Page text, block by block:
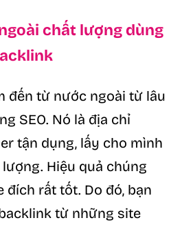
chất lượng dùng
đến từ nước ngoài từ lâu
SEO. Nó là địa chỉ
tận dụng, lấy cho mình
Hiệu quả chúng
đích rất tốt. Do đó, bạn
từ những site